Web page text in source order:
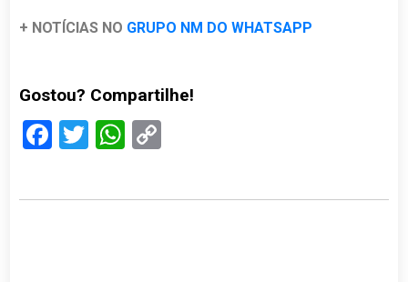
+ NOTÍCIAS NO GRUPO NM DO WHATSAPP
Gostou? Compartilhe!
Facebook
TwitterWhatsApp